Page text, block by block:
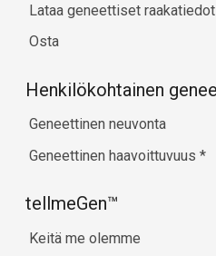
Lataa geneettiset raakatiedot
Osta
Henkilökohtainen
Geneettinen neuvonta
Geneettinen haavoittuvuus *
tellmeGen™
Keitä me olemme